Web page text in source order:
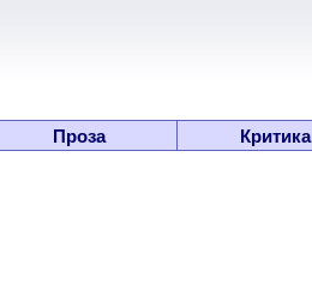
Проза Критика